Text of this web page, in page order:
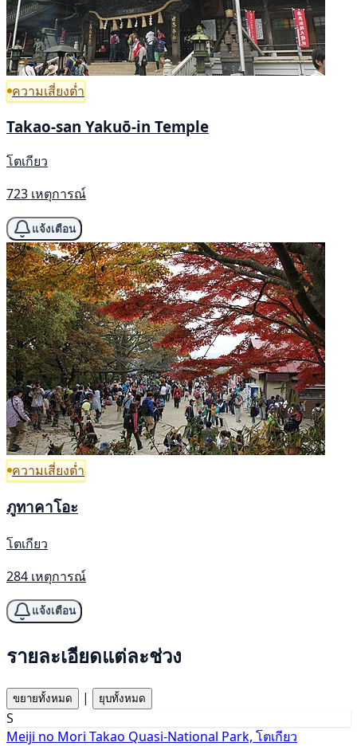
ความเสี่ยงต่ำ
Takao-san Yakuō-in Temple
โตเกียว
723 เหตุการณ์
แจ้งเตือน
ความเสี่ยงต่ำ
ภูทาคาโอะ
โตเกียว
284 เหตุการณ์
แจ้งเตือน
รายละเอียดแต่ละช่วง
ขยายทั้งหมด | ยุบทั้งหมด
S
Meiji no Mori Takao Quasi-National Park, โตเกียว